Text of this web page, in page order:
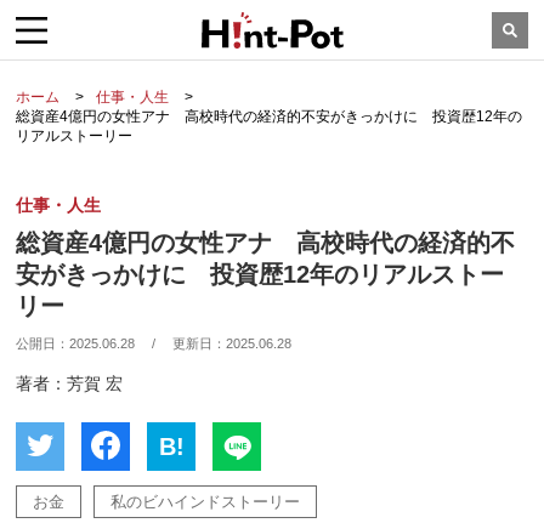
ホーム
仕事・人生
総資産4億円の女性アナ 高校時代の経済的不安がきっかけに 投資歴12年の
リアルストーリー
仕事・人生
総資産4億円の女性アナ 高校時代の経済的不
安がきっかけに 投資歴12年のリアルストー
リー
公開日：2025.06.28 / 更新日：2025.06.28
著者：芳賀 宏
B!
お金 私のビハインドストーリー